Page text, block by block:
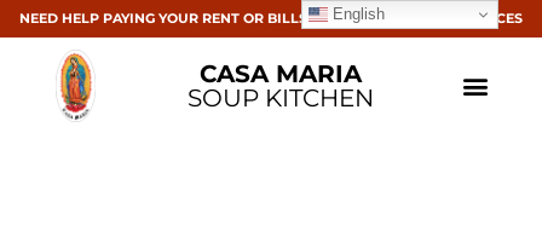
NEED HELP PAYING YOUR RENT OR BILLS? CLICK HERE FOR RESOURCES
CASA MARIA
SOUP KITCHEN
English